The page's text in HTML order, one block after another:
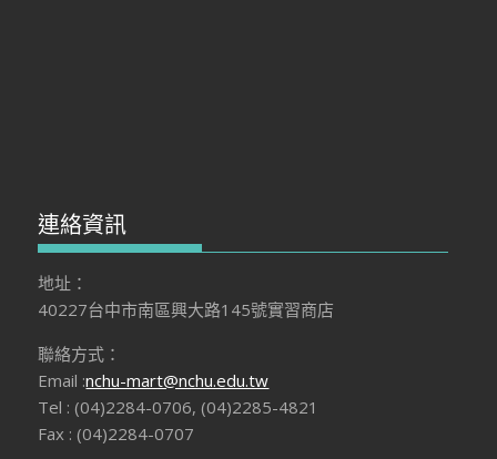
連絡資訊
地址：
40227台中市南區興大路145號實習商店
聯絡方式：
Email :nchu-mart@nchu.edu.tw
Tel : (04)2284-0706, (04)2285-4821
Fax : (04)2284-0707